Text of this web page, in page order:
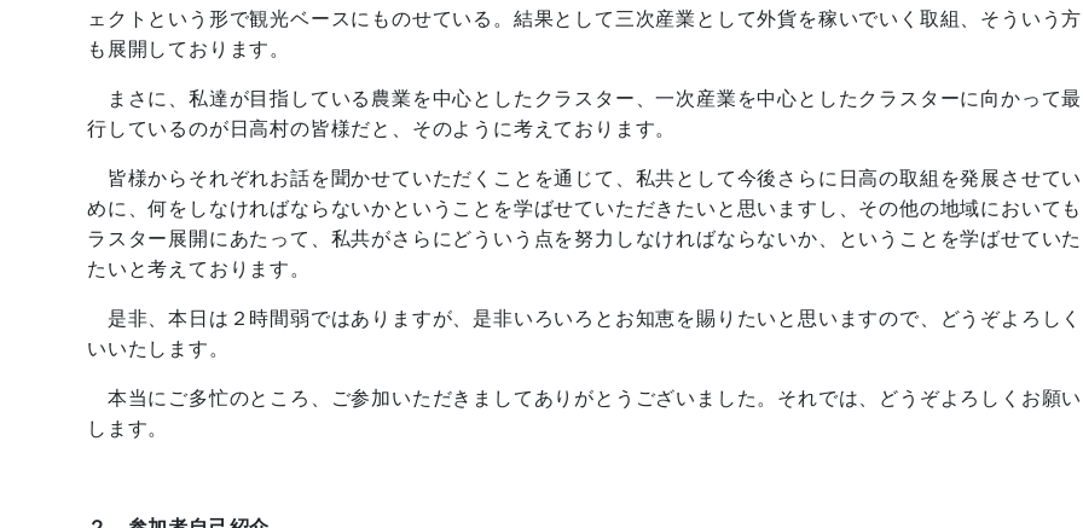
ェクトという形で観光ベースにものせている。結果として三次産業として外貨を稼いでいく取組、そういう
も展開しております。
まさに、私達が目指している農業を中心としたクラスター、一次産業を中心としたクラスターに向かって
行しているのが日高村の皆様だと、そのように考えております。
皆様からそれぞれお話を聞かせていただくことを通じて、私共として今後さらに日高の取組を発展させて
めに、何をしなければならないかということを学ばせていただきたいと思いますし、その他の地域において
ラスター展開にあたって、私共がさらにどういう点を努力しなければならないか、ということを学ばせてい
たいと考えております。
是非、本日は２時間弱ではありますが、是非いろいろとお知恵を賜りたいと思いますので、どうぞよろし
いいたします。
本当にご多忙のところ、ご参加いただきましてありがとうございました。それでは、どうぞよろしくお願
します。